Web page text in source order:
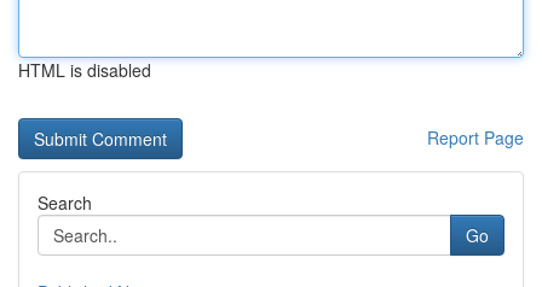
HTML is disabled
Report Page
Search
Go